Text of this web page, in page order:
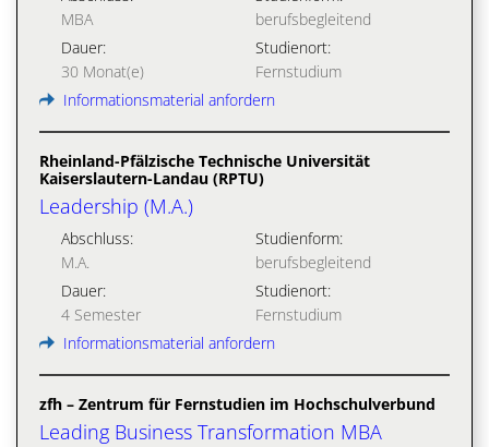
MBA
berufsbegleitend
Dauer:
30 Monat(e)
Studienort:
Fernstudium
Informationsmaterial anfordern
Rheinland-Pfälzische Technische Universität
Kaiserslautern-Landau (RPTU)
Leadership (M.A.)
Abschluss:
M.A.
Studienform:
berufsbegleitend
Dauer:
4 Semester
Studienort:
Fernstudium
Informationsmaterial anfordern
zfh – Zentrum für Fernstudien im Hochschulverbund
Leading Business Transformation MBA